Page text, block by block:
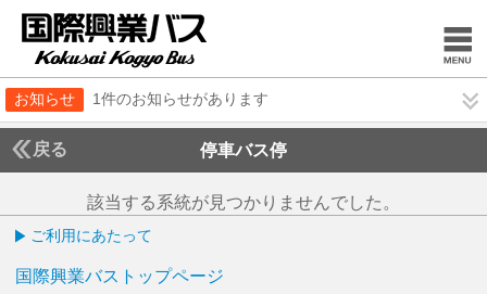
お知らせ 1件のお知らせがあります
戻る 停車バス停
該当する系統が見つかりませんでした。
ご利用にあたって
国際興業バストップページ